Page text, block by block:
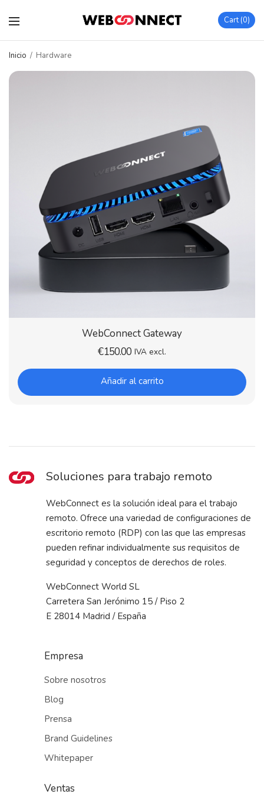
Cart 0
Inicio / Hardware
WebConnect Gateway
€150.00 IVA excl.
Añadir al carrito
Soluciones para trabajo remoto
WebConnect es la solución ideal para el trabajo
remoto. Ofrece una variedad de configuraciones de
escritorio remoto (RDP) con las que las empresas
pueden refinar individualmente sus requisitos de
seguridad y conceptos de derechos de roles.
WebConnect World SL
Carretera San Jerónimo 15 / Piso 2
E 28014 Madrid / España
Empresa
Sobre nosotros
Blog
Prensa
Brand Guidelines
Whitepaper
Ventas